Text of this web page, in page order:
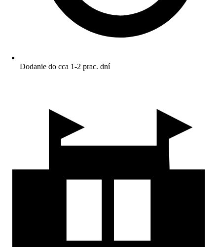
Dodanie do cca 1-2 prac. dní